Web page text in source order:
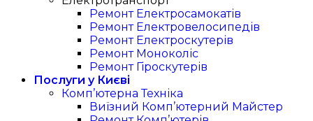
Ремонт Електросамокатів
Ремонт Електровелосипедів
Ремонт Електроскутерів
Ремонт Моноколіс
Ремонт Гіроскутерів
Послуги у Києві
Комп’ютерна Техніка
Виїзний Комп’ютерний Майстер